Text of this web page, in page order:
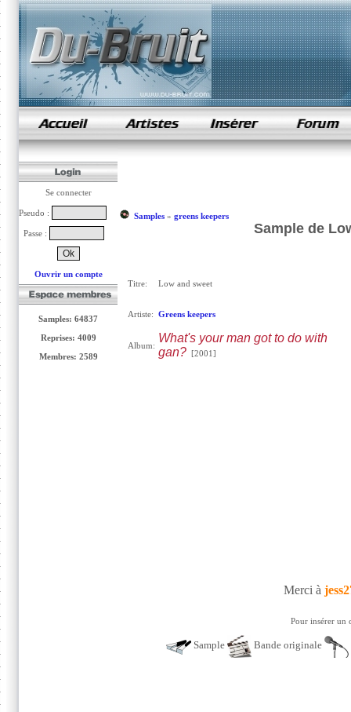
samples de rap
Se connecter
Pseudo :
Passe :
Ouvrir un compte
Samples: 64837
Reprises: 4009
Membres: 2589
Samples» greens keepers
Sample de
Titre: Low and sweet
Artiste: Greens keepers
Album:
What's your man got to do with
gan?[2001]
Merci à
Pour insérer un
Sample Bande originale